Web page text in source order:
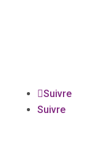
Suivre
Suivre